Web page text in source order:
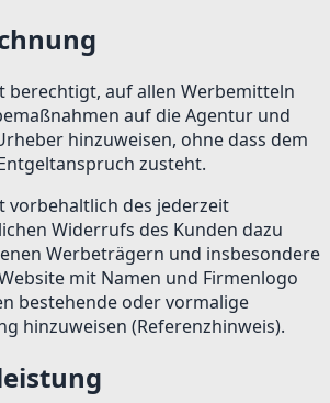
berechtigt, auf allen Werbemitteln
auf die Agentur und
hinzuweisen, ohne dass dem
zusteht.
vorbehaltlich des jederzeit
Widerrufs des Kunden dazu
Werbeträgern und insbesondere
mit Namen und Firmenlogo
bestehende oder vormalige
hinzuweisen (Referenzhinweis).